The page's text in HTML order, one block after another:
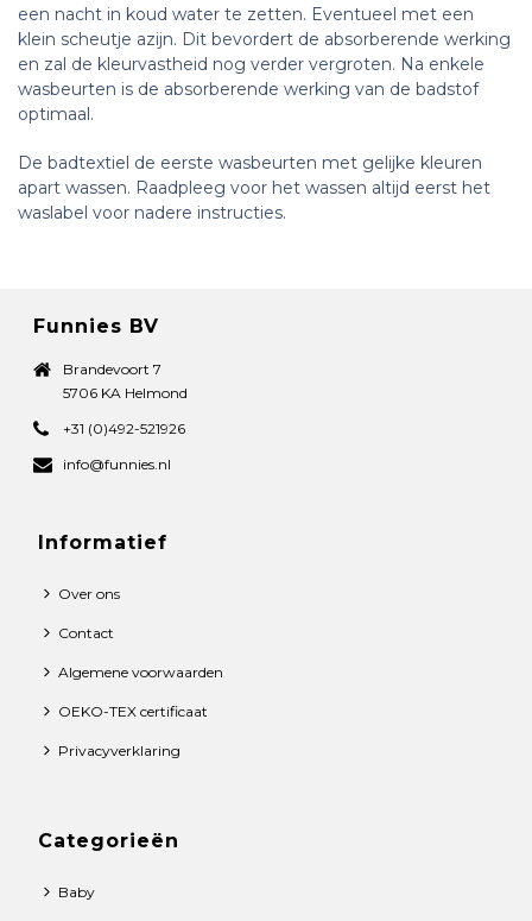
een nacht in koud water te zetten. Eventueel met een
klein scheutje azijn. Dit bevordert de absorberende werking
en zal de kleurvastheid nog verder vergroten. Na enkele
wasbeurten is de absorberende werking van de badstof
optimaal.
De badtextiel de eerste wasbeurten met gelijke kleuren
apart wassen. Raadpleeg voor het wassen altijd eerst het
waslabel voor nadere instructies.
Funnies BV
Brandevoort 7
5706 KA Helmond
+31 (0)492-521926
info@funnies.nl
Informatief
Over ons
Contact
Algemene voorwaarden
OEKO-TEX certificaat
Privacyverklaring
Categorieën
Baby